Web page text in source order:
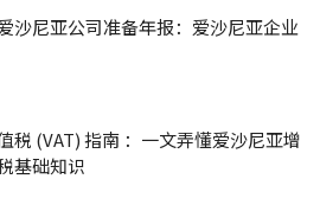
沙尼亚公司准备年报：爱沙尼亚企业
税 (VAT) 指南 ：一文弄懂爱沙尼亚增
基础知识